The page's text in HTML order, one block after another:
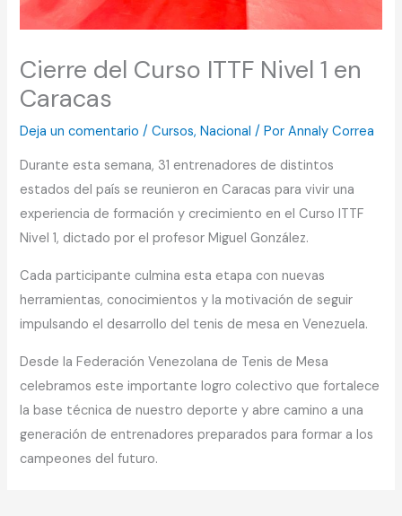
Cierre del Curso ITTF Nivel 1 en
Caracas
Deja un comentario /Cursos,Nacional / PorAnnaly Correa
Durante esta semana, 31 entrenadores de distintos
estados del país se reunieron en Caracas para vivir una
experiencia de formación y crecimiento en el Curso ITTF
Nivel 1, dictado por el profesor Miguel González.
Cada participante culmina esta etapa con nuevas
herramientas, conocimientos y la motivación de seguir
impulsando el desarrollo del tenis de mesa en Venezuela.
Desde la Federación Venezolana de Tenis de Mesa
celebramos este importante logro colectivo que fortalece
la base técnica de nuestro deporte y abre camino a una
generación de entrenadores preparados para formar a los
campeones del futuro.